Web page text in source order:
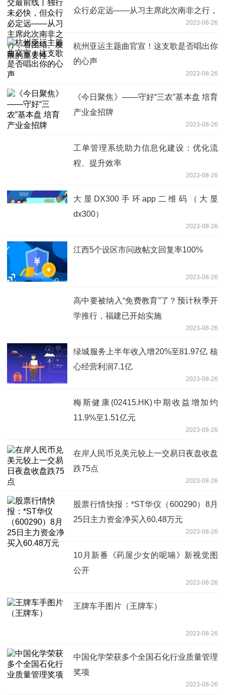
众行必定远——从习主席此次南非之行，
2023-08-26
杭州亚运主题曲官宣！这支歌是否唱出你
的心声
2023-08-26
《今日聚焦》——守好“三农”基本盘 培育
产业金招牌
2023-08-26
工单管理系统助力信息化建设：优化流
程、提升效率
2023-08-26
大显DX300手环app二维码（大显
dx300）
2023-08-26
江西5个设区市问政帖文回复率100%
2023-08-26
高中要被纳入“免费教育”了？预计秋季开
学推行，福建已开始实施
2023-08-26
绿城服务上半年收入增20%至81.97亿 核
心经营利润7.1亿
2023-08-26
梅斯健康(02415.HK)中期收益增加约
11.9%至1.51亿元
2023-08-26
在岸人民币兑美元较上一交易日夜盘收盘
跌75点
2023-08-26
股票行情快报：*ST华仪（600290）8月
25日主力资金净买入60.48万元
2023-08-26
10月新番《药屋少女的呢喃》新视觉图
公开
2023-08-26
王牌车手图片（王牌车）
2023-08-26
中国化学荣获多个全国石化行业质量管理
奖项
2023-08-26